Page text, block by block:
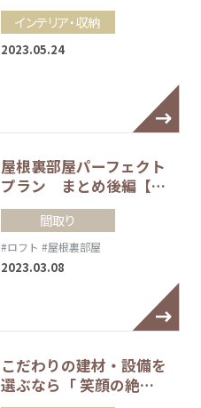
インテリア・収納
2023.05.24
屋根裏部屋パーフェクト
プラン まとめ後編【…
間取り
#ロフト #屋根裏部屋
2023.03.08
こだわりの建材・設備を
選ぶなら「 笑顔の絶…